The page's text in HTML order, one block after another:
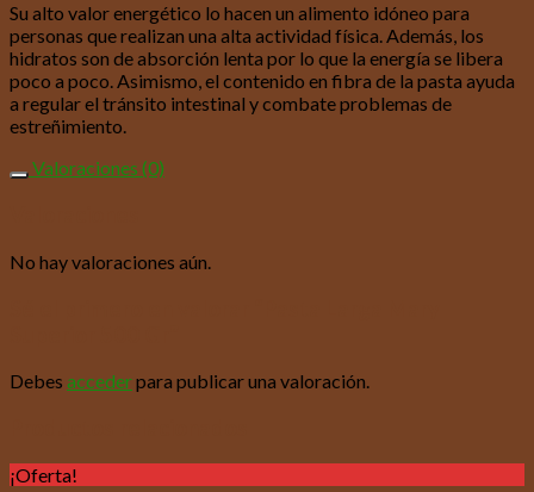
Su alto valor energético lo hacen un alimento idóneo para
personas que realizan una alta actividad física. Además, los
hidratos son de absorción lenta por lo que la energía se libera
poco a poco. Asimismo, el contenido en fibra de la pasta ayuda
a regular el tránsito intestinal y combate problemas de
estreñimiento.
Valoraciones (0)
No hay valoraciones aún.
Debes accederpara publicar una valoración.
¡Oferta!